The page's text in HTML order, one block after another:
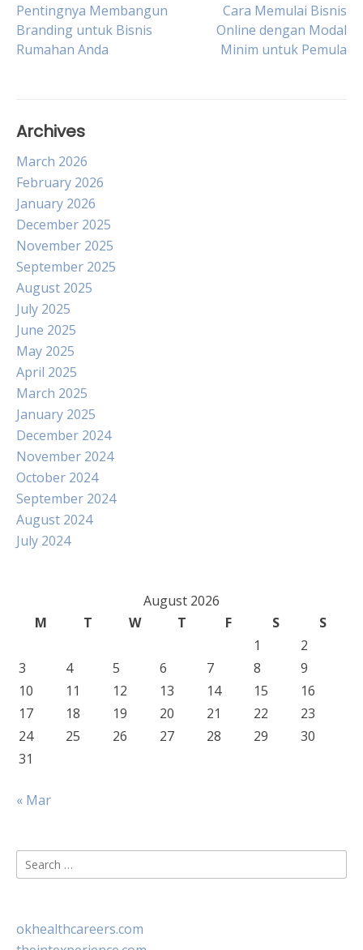
Post
navigation
Pentingnya Membangun
Branding untuk Bisnis
Rumahan Anda
Cara Memulai Bisnis
Online dengan Modal
Minim untuk Pemula
Archives
March 2026
February 2026
January 2026
December 2025
November 2025
September 2025
August 2025
July 2025
June 2025
May 2025
April 2025
March 2025
January 2025
December 2024
November 2024
October 2024
September 2024
August 2024
July 2024
August 2026
M
T W T F S
S
1
2
3
4 5 6 7 8
9
10
11 12 13 14 15
16
17
18 19 20 21 22
23
24
25 26 27 28 29
30
31
« Mar
Search
for:
okhealthcareers.com